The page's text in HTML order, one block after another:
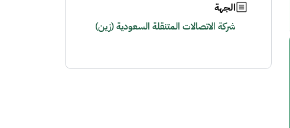
الجهة
شركة الاتصالات المتنقلة السعودية (زين)